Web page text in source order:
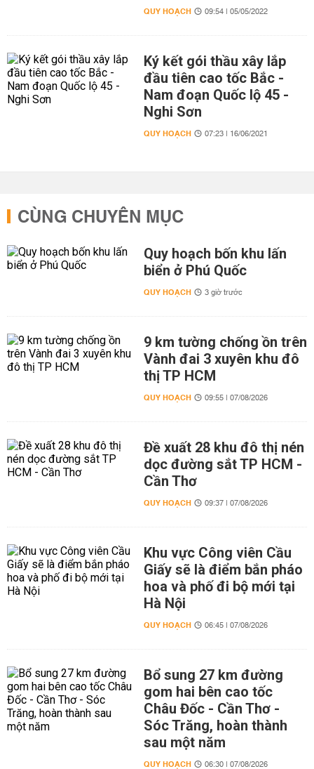
QUY HOẠCH 09:54 | 05/05/2022
Ký kết gói thầu xây lắp
đầu tiên cao tốc Bắc -
Nam đoạn Quốc lộ 45 -
Nghi Sơn
QUY HOẠCH 07:23 | 16/06/2021
CÙNG CHUYÊN MỤC
Quy hoạch bốn khu lấn
biển ở Phú Quốc
QUY HOẠCH 3 giờ trước
9 km tường chống ồn trên
Vành đai 3 xuyên khu đô
thị TP HCM
QUY HOẠCH 09:55 | 07/08/2026
Đề xuất 28 khu đô thị nén
dọc đường sắt TP HCM -
Cần Thơ
QUY HOẠCH 09:37 | 07/08/2026
Khu vực Công viên Cầu
Giấy sẽ là điểm bắn pháo
hoa và phố đi bộ mới tại
Hà Nội
QUY HOẠCH 06:45 | 07/08/2026
Bổ sung 27 km đường
gom hai bên cao tốc
Châu Đốc - Cần Thơ -
Sóc Trăng, hoàn thành
sau một năm
QUY HOẠCH 06:30 | 07/08/2026